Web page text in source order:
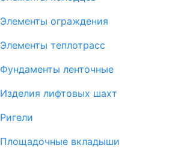
Элементы ограждения
Элементы теплотрасс
Фундаменты ленточные
Изделия лифтовых шахт
Ригели
Площадочные вкладыши